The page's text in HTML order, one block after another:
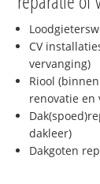
CV
vervanging)
Riool
renovatie en
dakleer)
Dakgoten